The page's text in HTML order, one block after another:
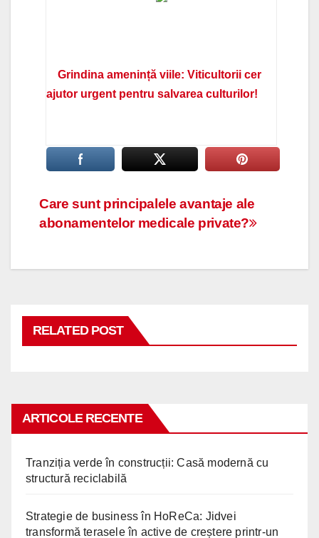
Grindina amenință viile: Viticultorii cer
ajutor urgent pentru salvarea culturilor!
Navigare
articole
Care sunt principalele avantaje ale
abonamentelor medicale private?
RELATED POST
ARTICOLE RECENTE
Tranziția verde în construcții: Casă modernă cu
structură reciclabilă
Strategie de business în HoReCa: Jidvei
transformă terasele în active de creștere printr-un